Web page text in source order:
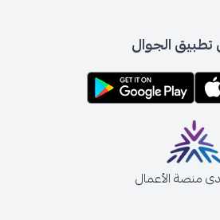
الجوال
منصة الأعمال